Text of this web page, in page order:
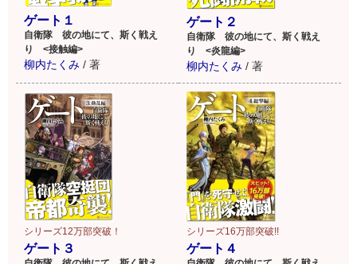
ゲート１
自衛隊 彼の地にて、斯く戦え
り <接触編>
柳内たくみ / 著
ゲート２
自衛隊 彼の地にて、斯く戦え
り <炎龍編>
柳内たくみ / 著
シリーズ12万部突破！
ゲート３
シリーズ16万部突破!!
ゲート４